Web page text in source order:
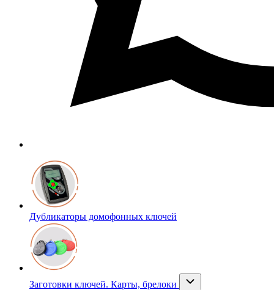
Дубликаторы домофонных ключей
Заготовки ключей. Карты, брелоки